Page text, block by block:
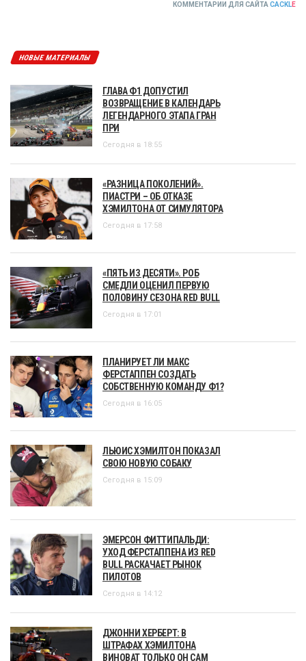
КОММЕНТАРИИ ДЛЯ САЙТА CACKLE
НОВЫЕ МАТЕРИАЛЫ
ГЛАВА Ф1 ДОПУСТИЛ
ВОЗВРАЩЕНИЕ В КАЛЕНДАРЬ
ЛЕГЕНДАРНОГО ЭТАПА ГРАН
ПРИ
Сегодня в 18:55
«РАЗНИЦА ПОКОЛЕНИЙ».
ПИАСТРИ – ОБ ОТКАЗЕ
ХЭМИЛТОНА ОТ СИМУЛЯТОРА
Сегодня в 17:58
«ПЯТЬ ИЗ ДЕСЯТИ». РОБ
СМЕДЛИ ОЦЕНИЛ ПЕРВУЮ
ПОЛОВИНУ СЕЗОНА RED BULL
Сегодня в 17:01
ПЛАНИРУЕТ ЛИ МАКС
ФЕРСТАППЕН СОЗДАТЬ
СОБСТВЕННУЮ КОМАНДУ Ф1?
Сегодня в 16:05
ЛЬЮИС ХЭМИЛТОН ПОКАЗАЛ
СВОЮ НОВУЮ СОБАКУ
Сегодня в 15:09
ЭМЕРСОН ФИТТИПАЛЬДИ:
УХОД ФЕРСТАППЕНА ИЗ RED
BULL РАСКАЧАЕТ РЫНОК
ПИЛОТОВ
Сегодня в 14:12
ДЖОННИ ХЕРБЕРТ: В
ШТРАФАХ ХЭМИЛТОНА
ВИНОВАТ ТОЛЬКО ОН САМ